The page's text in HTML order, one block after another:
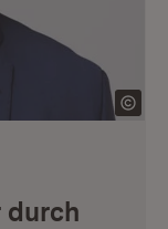
durch